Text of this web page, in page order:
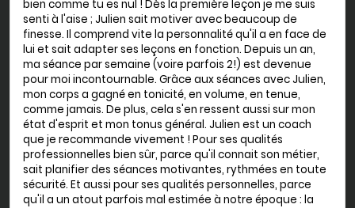
bien comme tu es nul ! Dès la première leçon je me suis
senti à l'aise ; Julien sait motiver avec beaucoup de
finesse. Il comprend vite la personnalité qu'il a en face de
lui et sait adapter ses leçons en fonction. Depuis un an,
ma séance par semaine (voire parfois 2!) est devenue
pour moi incontournable. Grâce aux séances avec Julien,
mon corps a gagné en tonicité, en volume, en tenue,
comme jamais. De plus, cela s'en ressent aussi sur mon
état d'esprit et mon tonus général. Julien est un coach
que je recommande vivement ! Pour ses qualités
professionnelles bien sûr, parce qu'il connait son métier,
sait planifier des séances motivantes, rythmées en toute
sécurité. Et aussi pour ses qualités personnelles, parce
qu'il a un atout parfois mal estimée à notre époque : la